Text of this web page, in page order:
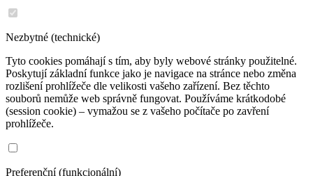
Nezbytné (technické)
Tyto cookies pomáhají s tím, aby byly webové stránky použitelné.
Poskytují základní funkce jako je navigace na stránce nebo změna
rozlišení prohlížeče dle velikosti vašeho zařízení. Bez těchto
souborů nemůže web správně fungovat. Používáme krátkodobé
(session cookie) – vymažou se z vašeho počítače po zavření
prohlížeče.
Preferenční (funkcionální)